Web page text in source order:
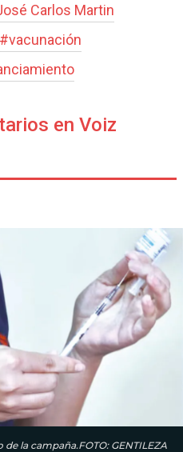
Carlos Martin
#vacunación
en Voiz
la campaña.FOTO: GENTILEZA